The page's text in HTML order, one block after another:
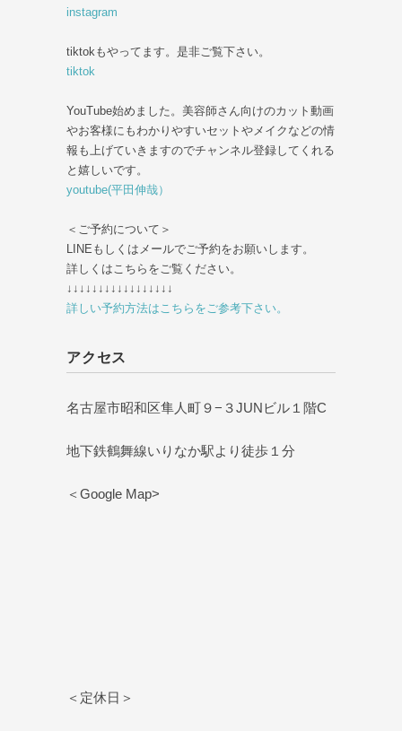
instagram
tiktokもやってます。是非ご覧下さい。
tiktok
YouTube始めました。美容師さん向けのカット動画
やお客様にもわかりやすいセットやメイクなどの情
報も上げていきますのでチャンネル登録してくれる
と嬉しいです。
youtube(平田伸哉）
＜ご予約について＞
LINEもしくはメールでご予約をお願いします。
詳しくはこちらをご覧ください。
↓↓↓↓↓↓↓↓↓↓↓↓↓↓↓↓↓
詳しい予約方法はこちらをご参考下さい。
アクセス
名古屋市昭和区隼人町９−３JUNビル１階C
地下鉄鶴舞線いりなか駅より徒歩１分
＜Google Map>
＜定休日＞